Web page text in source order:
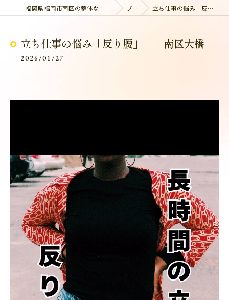
福岡県福岡市南区の整体なら美容整骨サロン plume ブログ 立ち仕事の悩み「反り腰」 南区大橋
立ち仕事の悩み「反り腰」 南区大橋
2026/01/27